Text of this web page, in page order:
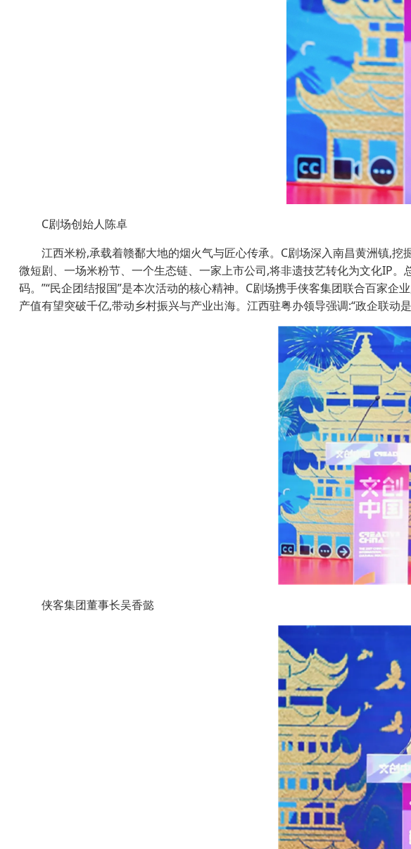
C剧场创始人陈卓
江西米粉,承载着赣鄱大地的烟火气与匠心传承。C剧场深入南昌黄洲镇,
微短剧、一场米粉节、一个生态链、一家上市公司,将非遗技艺转化为文化IP
码。”“民企团结报国”是本次活动的核心精神。C剧场携手侠客集团联合百家
产值有望突破千亿,带动乡村振兴与产业出海。江西驻粤办领导强调:“政企联动是
侠客集团董事长吴香懿